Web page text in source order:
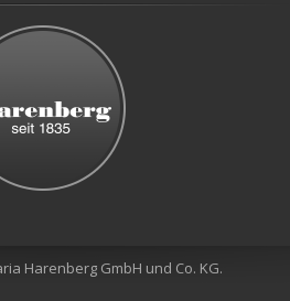
Harenberg GmbH und Co. KG.